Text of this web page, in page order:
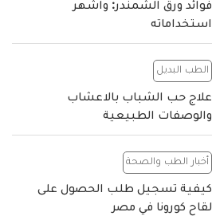
فوائد ورق الشمندر: واشهر
استخداماته
الطب البديل
علاج حب الشباب بالاعشاب
والوصفات الطبيعية
أخبار الطب والصحة
كيفية تسجيل طلب الحصول على
لقاح كورونا في مصر